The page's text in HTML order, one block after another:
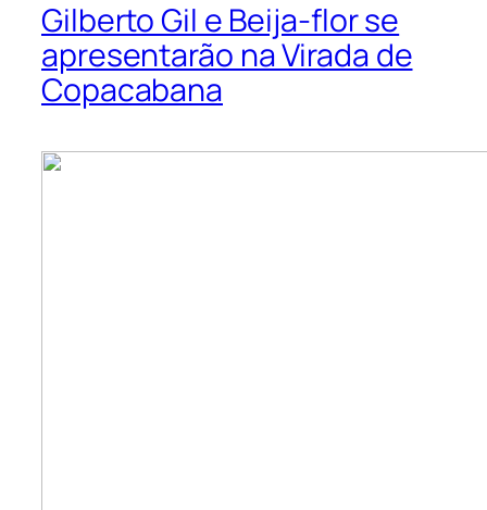
Gilberto Gil e Beija-flor se
apresentarão na Virada de
Copacabana